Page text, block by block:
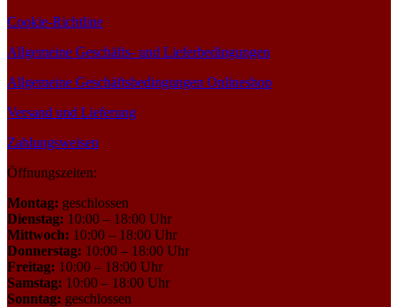
Cookie-Richtline
Allgemeine Geschäfts- und Lieferbedingungen
Allgemeine Geschäftsbedingungen Onlineshop
Versand und Lieferung
Zahlungsweisen
Öffnungszeiten:
Montag: geschlossen
Dienstag: 10:00 – 18:00 Uhr
Mittwoch: 10:00 – 18:00 Uhr
Donnerstag: 10:00 – 18:00 Uhr
Freitag: 10:00 – 18:00 Uhr
Samstag: 10:00 – 18:00 Uhr
Sonntag: geschlossen